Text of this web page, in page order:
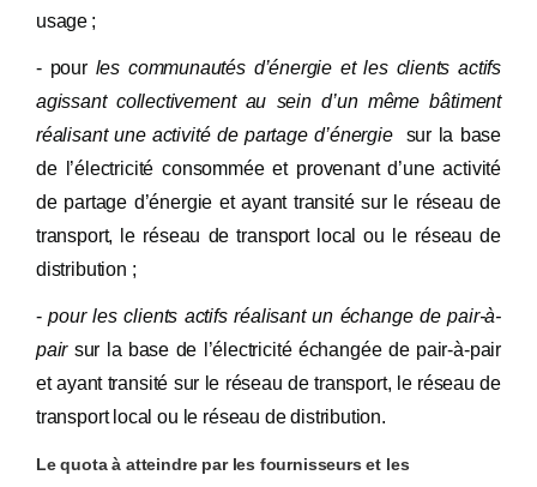
usage ;
- pour les communautés d’énergie et les clients actifs
agissant collectivement au sein d’un même bâtiment
réalisant une activité de partage d’énergiesur la base
de l’électricité consommée et provenant d’une activité
de partage d’énergie et ayant transité sur le réseau de
transport, le réseau de transport local ou le réseau de
distribution ;
-pour les clients actifs réalisant un échange de pair-à-
pairsur la base de l’électricité échangée de pair-à-pair
et ayant transité sur le réseau de transport, le réseau de
transport local ou le réseau de distribution.
Le quota à atteindre par les fournisseurs et les